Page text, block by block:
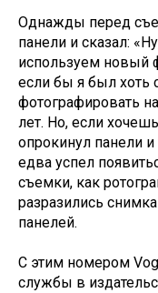
Однажды перед
панели и сказал:
используем новый
если бы я был хоть
фотографировать
лет. Но, если
опрокинул панели
едва успел
съемки, как
разразились
панелей.
С этим номером
службы в